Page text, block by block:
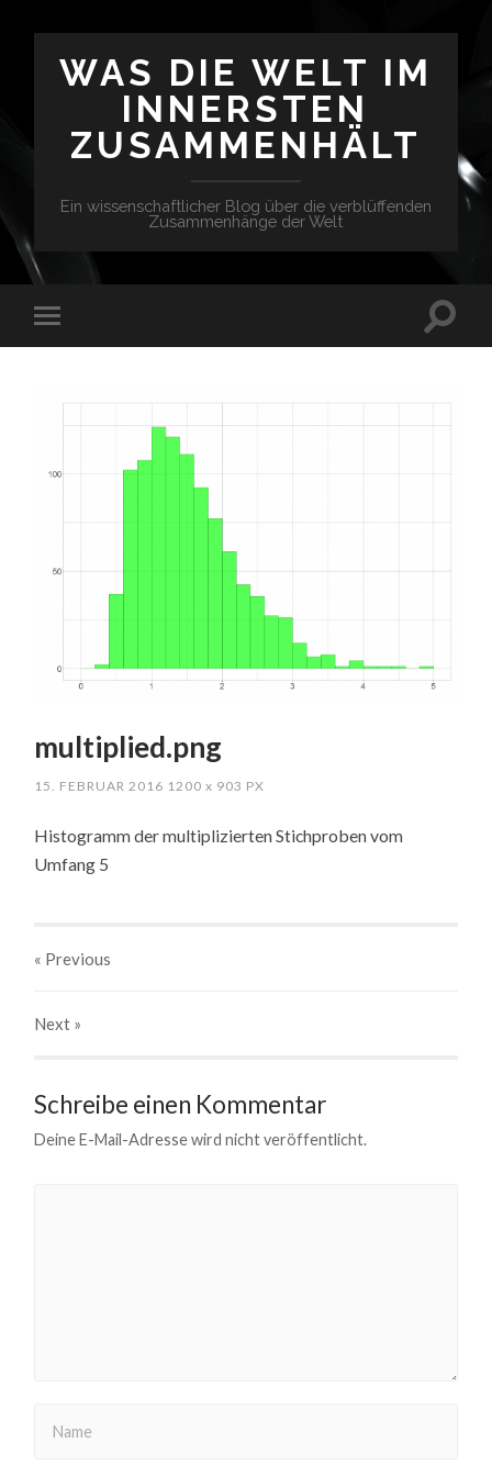
WAS DIE WELT IM
INNERSTEN
ZUSAMMENHÄLT
Ein wissenschaftlicher Blog über die verblüffenden
Zusammenhänge der Welt
multiplied.png
15. FEBRUAR 2016 1200x 903 PX
Histogramm der multiplizierten Stichproben vom
Umfang 5
« Previous
Next »
Schreibe einen Kommentar
Deine E-Mail-Adresse wird nicht veröffentlicht.